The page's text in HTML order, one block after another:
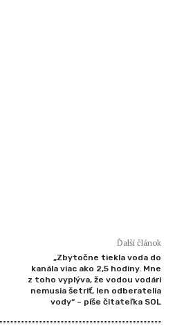
Ďalší článok
„Zbytočne tiekla voda do
kanála viac ako 2,5 hodiny. Mne
z toho vyplýva, že vodou vodári
nemusia šetriť, len odberatelia
vody“ – píše čitateľka SOL